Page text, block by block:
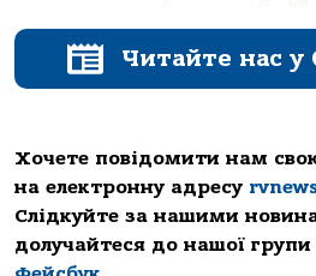
Читайте нас у
Хочете повідомити нам
на електронну адресу
Слідкуйте за нашими
долучайтеся до нашої групи